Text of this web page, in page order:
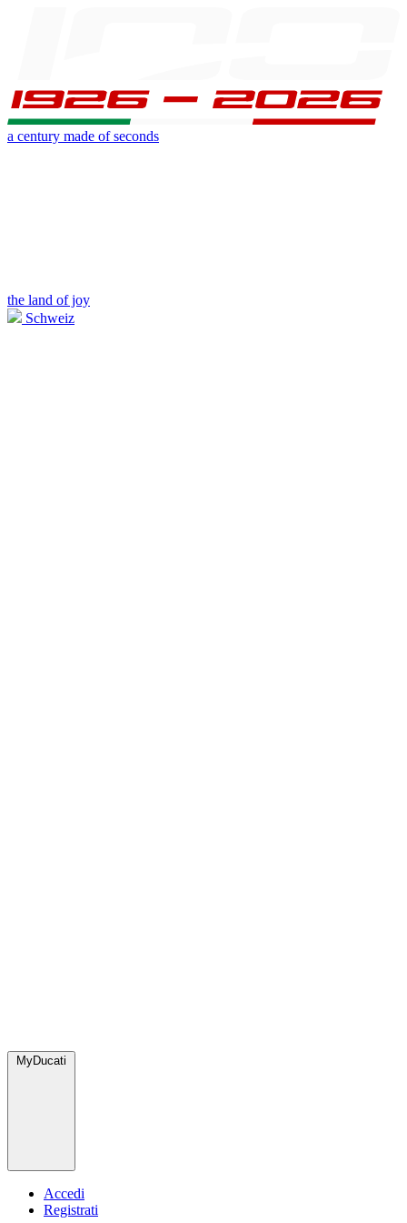
a century made of seconds
the land of joy
Schweiz
MyDucati
Accedi
Registrati